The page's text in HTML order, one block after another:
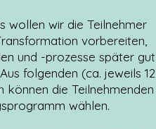
wollen wir die Teilnehmer
vorbereiten,
und -prozesse später gut
folgenden (ca. jeweils 12
können die Teilnehmenden
wählen.